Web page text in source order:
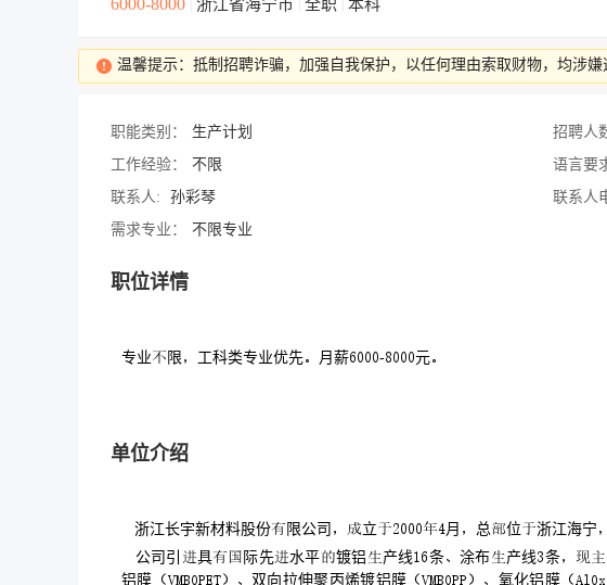
6000-8000 浙江省海宁市 全职 本科
温馨提示：抵制招聘诈骗，加强自我保护，以任何理由索取财物，均涉嫌
职能类别： 生产计划 招聘人
工作经验：
不限 语言要
联系人:
孙彩琴 联系人
需求专业：
不限专业
职位详情
专业限工科类专业优先月薪-元
单位介绍
浙江长宇新材料股份限公司立月总位浙江海
公司引具际先水平镀铝产线条涂布产线条
铝膜双向拉伸聚丙烯镀铝膜氧化铝膜